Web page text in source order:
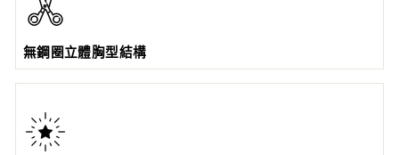
無鋼圈立體胸型結構